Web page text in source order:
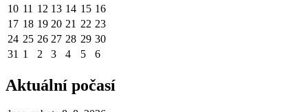
10 11 12 13 14 15 16
17 18 19 20 21 22 23
24 25 26 27 28 29 30
31 1 2 3 4 5 6
Aktuální počasí